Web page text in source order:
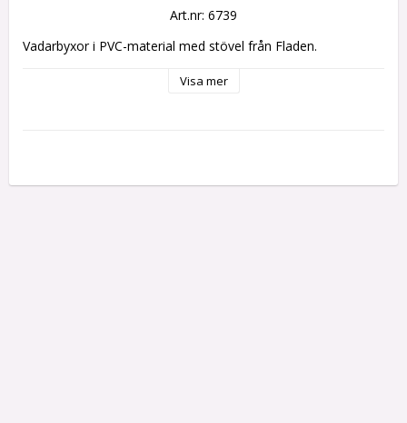
Art.nr: 6739
Vadarbyxor i PVC-material med stövel från Fladen.
Visa mer